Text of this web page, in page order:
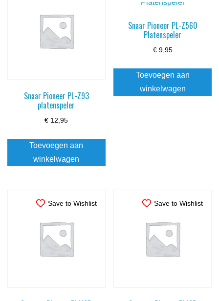
Snaar Pioneer PL-Z93
platenspeler
€ 12,95
Toevoegen aan
winkelwagen
Snaar Pioneer PL-Z560
Platenspeler
€9,95
Toevoegen aan
winkelwagen
Save to Wishlist Save to Wishlist